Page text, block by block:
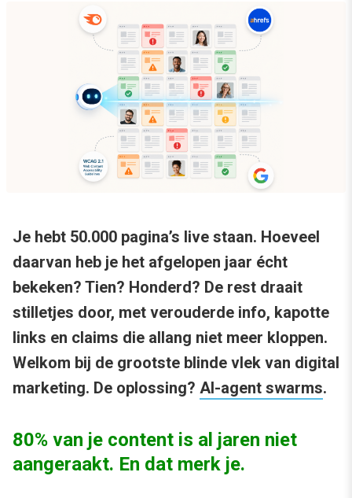
Je hebt 50.000 pagina’s live staan. Hoeveel
daarvan heb je het afgelopen jaar écht
bekeken? Tien? Honderd? De rest draait
stilletjes door, met verouderde info, kapotte
links en claims die allang niet meer kloppen.
Welkom bij de grootste blinde vlek van digital
marketing. De oplossing? AI-agent swarms.
80% van je content is al jaren niet
aangeraakt. En dat merk je.